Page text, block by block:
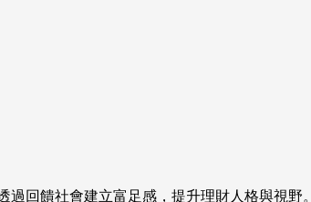
回饋社會建立富足感，提升理財人格與視野。